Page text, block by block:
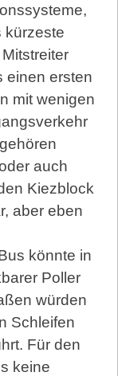
kürzeste
einen ersten
mit wenigen
auch
Kiezblock
aber eben
könnte in
Poller
würden
Schleifen
Für den
keine